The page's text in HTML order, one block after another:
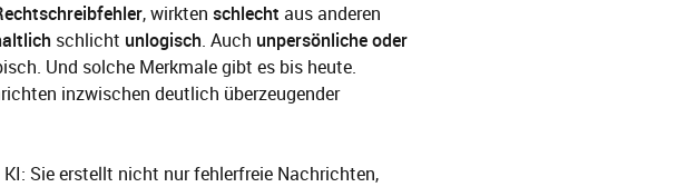
, wirkten schlecht aus anderen
schlicht unlogisch. Auch unpersönliche oder
Und solche Merkmale gibt es bis heute.
inzwischen deutlich überzeugender
Sie erstellt nicht nur fehlerfreie Nachrichten,